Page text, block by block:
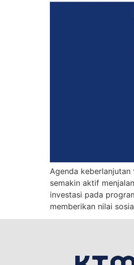
Agenda
semakin aktif
investasi pada
memberikan nilai